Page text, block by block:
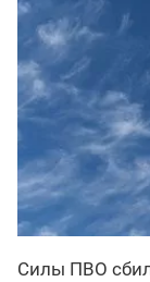
Силы ПВО